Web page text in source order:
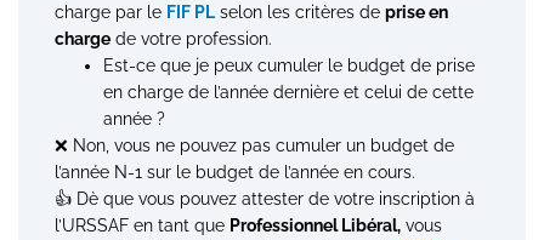
charge par le FIF PL selon les critères de prise en
charge de votre profession.
Est-ce que je peux cumuler le budget de prise
en charge de l’année dernière et celui de cette
année ?
❌ Non, vous ne pouvez pas cumuler un budget de
l’année N-1 sur le budget de l’année en cours.
👍 Dè que vous pouvez attester de votre inscription à
l’URSSAF en tant que Professionnel Libéral, vous